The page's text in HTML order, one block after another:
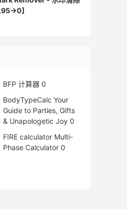
BFP 计算器 0
BodyTypeCalc Your
Guide to Parties, Gifts
& Unapologetic Joy 0
FIRE calculator Multi-
Phase Calculator 0